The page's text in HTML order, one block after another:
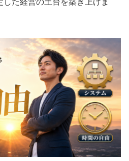
た経営の土台を築き上げま